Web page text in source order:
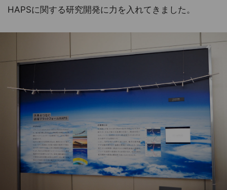
HAPSに関する研究開発に力を入れてきました。